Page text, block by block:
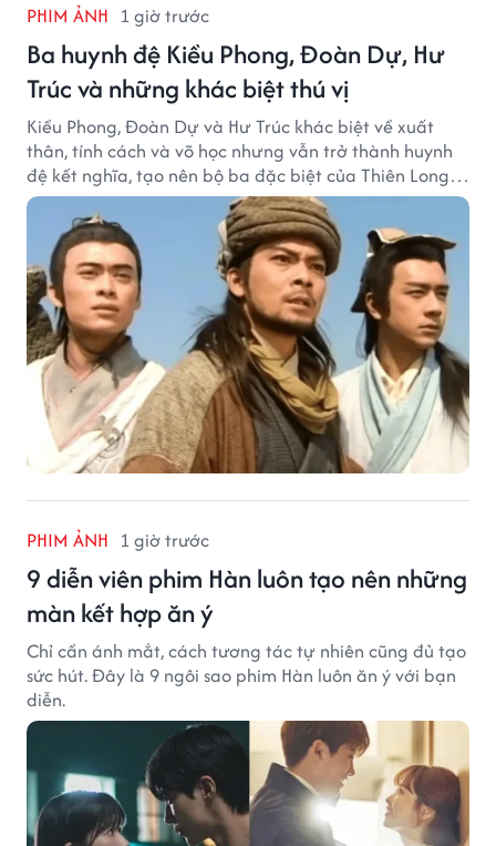
PHIM ẢNH 1 giờ trước
Ba huynh đệ Kiều Phong, Đoàn Dự, Hư
Trúc và những khác biệt thú vị
Kiều Phong, Đoàn Dự và Hư Trúc khác biệt về xuất
thân, tính cách và võ học nhưng vẫn trở thành huynh
đệ kết nghĩa, tạo nên bộ ba đặc biệt của Thiên Long
Bát Bộ.
PHIM ẢNH 1 giờ trước
9 diễn viên phim Hàn luôn tạo nên những
màn kết hợp ăn ý
Chỉ cần ánh mắt, cách tương tác tự nhiên cũng đủ tạo
sức hút. Đây là 9 ngôi sao phim Hàn luôn ăn ý với bạn
diễn.